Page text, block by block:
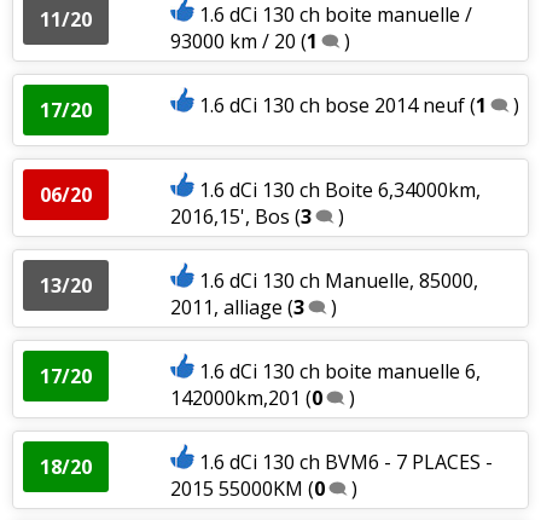
11/20
1.6 dCi 130 ch boite manuelle /
93000 km / 20 (1 )
17/20 1.6 dCi 130 ch bose 2014 neuf(1 )
06/20
1.6 dCi 130 ch Boite 6,34000km,
2016,15', Bos (3 )
13/20
1.6 dCi 130 ch Manuelle, 85000,
2011, alliage (3 )
17/20
1.6 dCi 130 ch boite manuelle 6,
142000km,201 (0 )
18/20
1.6 dCi 130 ch BVM6 - 7 PLACES -
2015 55000KM (0 )